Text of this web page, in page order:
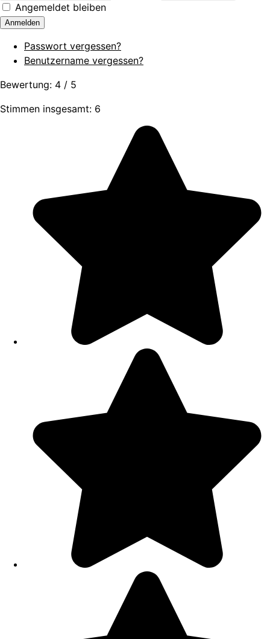
Angemeldet bleiben
Anmelden
Passwort vergessen?
Benutzername vergessen?
Bewertung: 4 / 5
Stimmen insgesamt: 6